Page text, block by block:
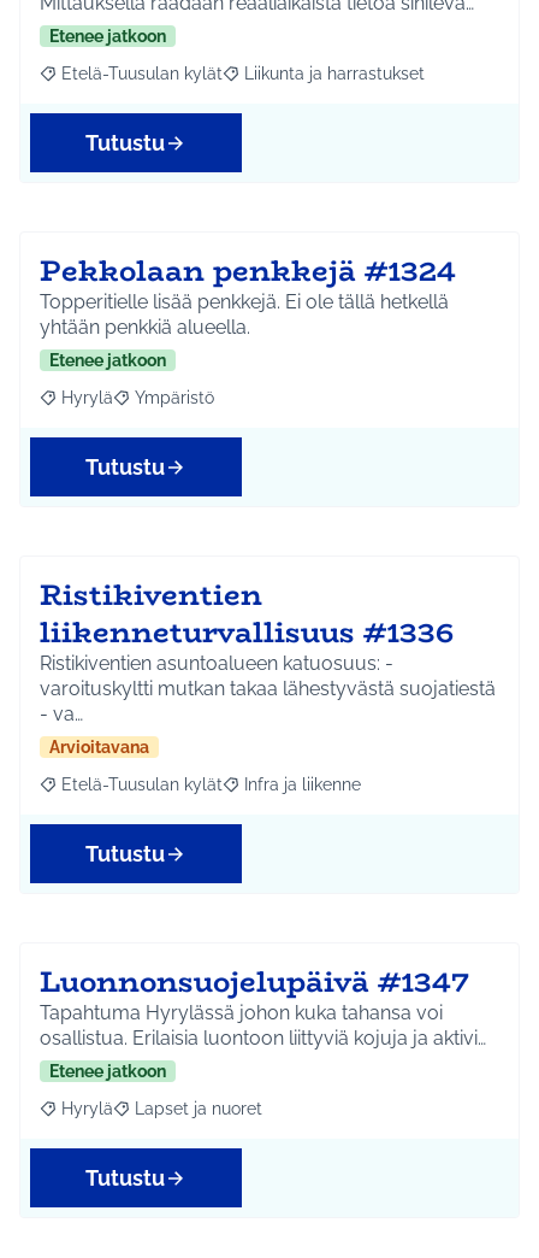
Etenee jatkoon
Rajaa tulokset aihepiirin mukaan: Etelä-Tuusulan kylät
Etelä-Tuusulan kylät Rajaa tulokset teeman mukaan:
Liikunta ja harrastukset
Tutustu
Pekkolaan penkkejä #1324
Topperitielle lisää penkkejä. Ei ole tällä hetkellä
yhtään penkkiä alueella.
Etenee jatkoon
Rajaa tulokset aihepiirin mukaan: Hyrylä
Hyrylä Rajaa tulokset teeman mukaan: Ympäristö
Ympäristö
Tutustu
Ristikiventien
liikenneturvallisuus #1336
Ristikiventien asuntoalueen katuosuus: -
varoituskyltti mutkan takaa lähestyvästä suojatiestä
- va…
Arvioitavana
Rajaa tulokset aihepiirin mukaan: Etelä-Tuusulan kylät
Etelä-Tuusulan kylät Rajaa tulokset teeman mukaan: Infra ja
Infra ja liikenne
Tutustu
Luonnonsuojelupäivä #1347
Tapahtuma Hyrylässä johon kuka tahansa voi
osallistua. Erilaisia luontoon liittyviä kojuja ja aktivi…
Etenee jatkoon
Rajaa tulokset aihepiirin mukaan: Hyrylä
Hyrylä Rajaa tulokset teeman mukaan: Lapset ja nuoret
Lapset ja nuoret
Tutustu